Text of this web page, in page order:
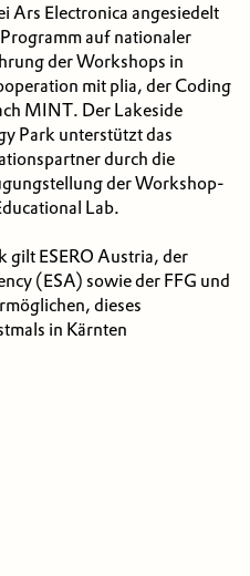
Ars Electronica angesiedelt
auf nationaler
der Workshops in
mit plia, der Coding
MINT. Der Lakeside
Park unterstützt das
durch die
der Workshop-
Lab.
gilt ESERO Austria, der
(ESA) sowie der FFG und
dieses
in Kärnten